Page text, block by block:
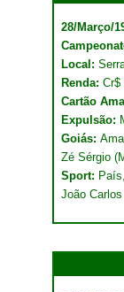
28/Março/
Local:
Renda: Cr$
Cartão
Expulsão:
Goiás:
Zé Sérgio
Sport:
João